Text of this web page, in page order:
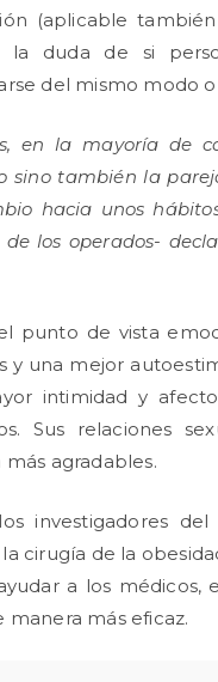
(aplicable
la duda de si
del mismo modo
en la mayoría de
sino también la
hacia unos
de los operados-
punto de vista
y una mejor
intimidad y
Sus relaciones
más agradables.
investigadores
cirugía de la
a los médicos,
manera más eficaz.